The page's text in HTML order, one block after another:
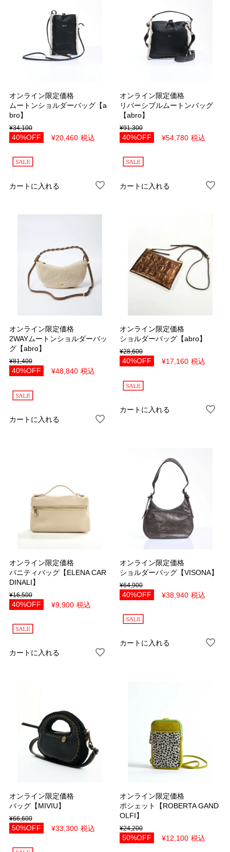
オンライン限定価格
ムートンショルダーバッグ【a
bro】
¥34,100
40%OFF ¥20,460 税込
カートに入れる
オンライン限定価格
リバーシブルムートンバッグ
【abro】
¥91,300
40%OFF ¥54,780 税込
カートに入れる
オンライン限定価格
2WAYムートンショルダーバッ
グ【abro】
¥81,400
40%OFF ¥48,840 税込
カートに入れる
オンライン限定価格
ショルダーバッグ【abro】
¥28,600
40%OFF ¥17,160 税込
カートに入れる
オンライン限定価格
バニティバッグ【ELENA CAR
DINALI】
¥16,500
40%OFF ¥9,900 税込
カートに入れる
オンライン限定価格
ショルダーバッグ【VISONA】
¥64,900
40%OFF ¥38,940 税込
カートに入れる
オンライン限定価格
バッグ【MIVIU】
¥66,600
50%OFF ¥33,300 税込
オンライン限定価格
ポシェット【ROBERTA GAND
OLFI】
¥24,200
50%OFF ¥12,100 税込